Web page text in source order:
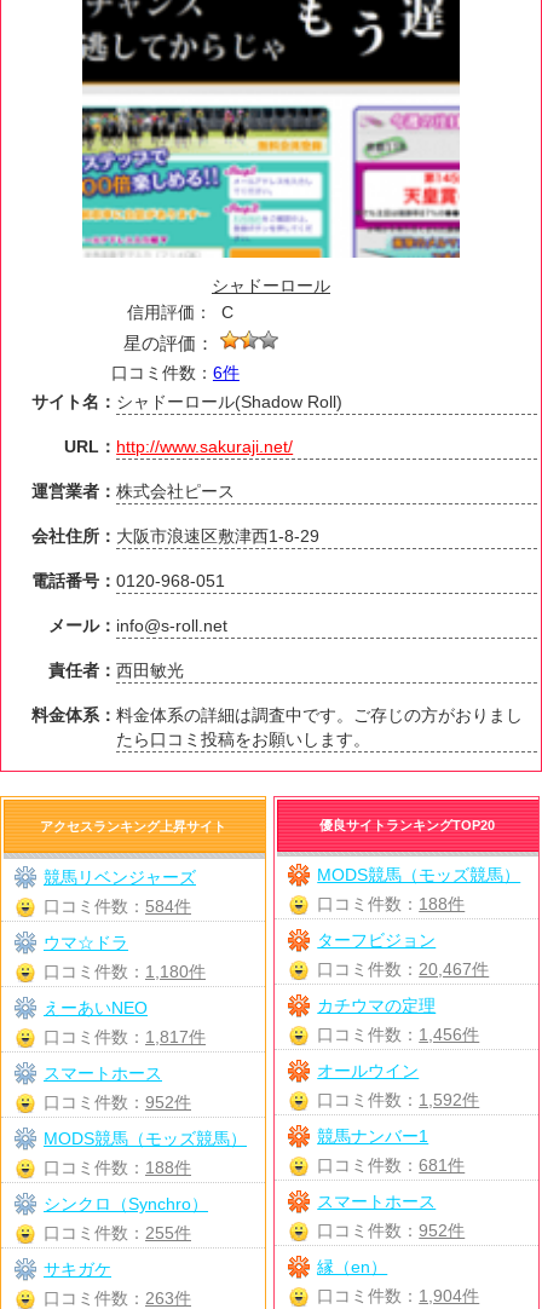
シャドーロール
信用評価：
C
星の評価：
口コミ件数： 6件
サイト名： シャドーロール(Shadow Roll)
URL： http://www.sakuraji.net/
運営業者：株式会社ピース
会社住所： 大阪市浪速区敷津西1-8-29
電話番号：0120-968-051
メール： info@s-roll.net
責任者：西田敏光
料金体系：料金体系の詳細は調査中です。ご存じの方がおりまし
たら口コミ投稿をお願いします。
優良サイトランキングTOP20
MODS競馬（モッズ競馬）
口コミ件数： 188件
ターフビジョン
口コミ件数： 20,467件
カチウマの定理
口コミ件数： 1,456件
オールウイン
口コミ件数： 1,592件
競馬ナンバー1
口コミ件数：681件
スマートホース
口コミ件数：952件
縁（en）
口コミ件数： 1,904件
アクセスランキング上昇サイト
競馬リベンジャーズ
口コミ件数： 584件
ウマ☆ドラ
口コミ件数： 1,180件
えーあいNEO
口コミ件数： 1,817件
スマートホース
口コミ件数： 952件
MODS競馬（モッズ競馬）
口コミ件数： 188件
シンクロ（Synchro）
口コミ件数： 255件
サキガケ
口コミ件数： 263件